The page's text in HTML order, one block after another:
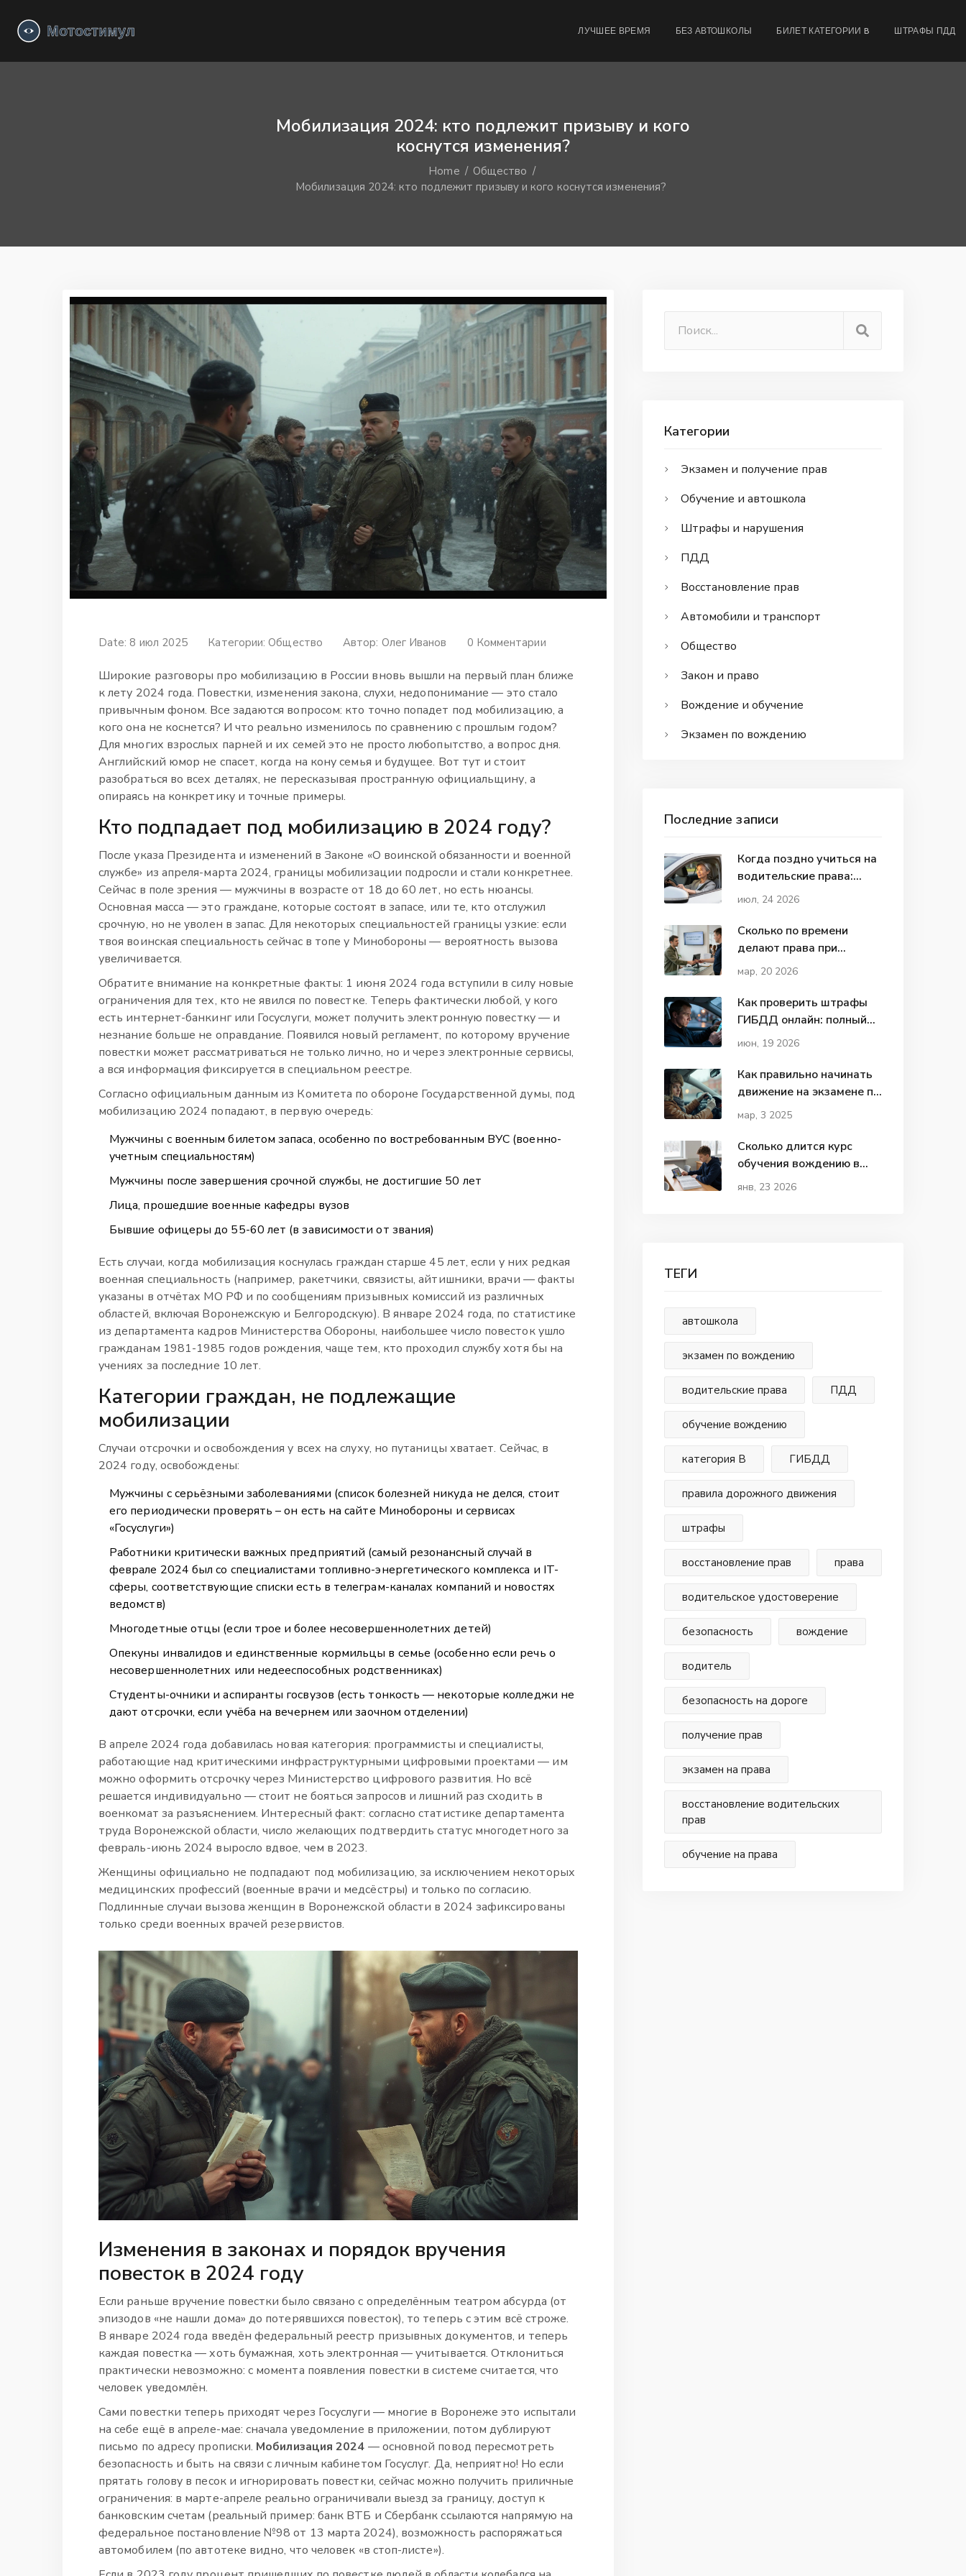
ЛУЧШЕЕ ВРЕМЯ БЕЗ АВТОШКОЛЫ БИЛЕТ КАТЕГОРИИ B ШТРАФЫ ПДД
Мобилизация 2024: кто подлежит призыву и кого
коснутся изменения?
Home
Общество
Мобилизация 2024: кто подлежит призыву и кого коснутся изменения?
Date: 8 июл 2025 Категории:Общество Автор: Олег Иванов 0 Комментарии
Широкие разговоры про мобилизацию в России вновь вышли на первый план ближе
к лету 2024 года. Повестки, изменения закона, слухи, недопонимание — это стало
привычным фоном. Все задаются вопросом: кто точно попадет под мобилизацию, а
кого она не коснется? И что реально изменилось по сравнению с прошлым годом?
Для многих взрослых парней и их семей это не просто любопытство, а вопрос дня.
Английский юмор не спасет, когда на кону семья и будущее. Вот тут и стоит
разобраться во всех деталях, не пересказывая пространную официальщину, а
опираясь на конкретику и точные примеры.
Кто подпадает под мобилизацию в 2024 году?
После указа Президента и изменений в Законе «О воинской обязанности и военной
службе» из апреля-марта 2024, границы мобилизации подросли и стали конкретнее.
Сейчас в поле зрения — мужчины в возрасте от 18 до 60 лет, но есть нюансы.
Основная масса — это граждане, которые состоят в запасе, или те, кто отслужил
срочную, но не уволен в запас. Для некоторых специальностей границы узкие: если
твоя воинская специальность сейчас в топе у Минобороны — вероятность вызова
увеличивается.
Обратите внимание на конкретные факты: 1 июня 2024 года вступили в силу новые
ограничения для тех, кто не явился по повестке. Теперь фактически любой, у кого
есть интернет-банкинг или Госуслуги, может получить электронную повестку — и
незнание больше не оправдание. Появился новый регламент, по которому вручение
повестки может рассматриваться не только лично, но и через электронные сервисы,
а вся информация фиксируется в специальном реестре.
Согласно официальным данным из Комитета по обороне Государственной думы, под
мобилизацию 2024 попадают, в первую очередь:
Мужчины с военным билетом запаса, особенно по востребованным ВУС (военно-
учетным специальностям)
Мужчины после завершения срочной службы, не достигшие 50 лет
Лица, прошедшие военные кафедры вузов
Бывшие офицеры до 55-60 лет (в зависимости от звания)
Есть случаи, когда мобилизация коснулась граждан старше 45 лет, если у них редкая
военная специальность (например, ракетчики, связисты, айтишники, врачи — факты
указаны в отчётах МО РФ и по сообщениям призывных комиссий из различных
областей, включая Воронежскую и Белгородскую). В январе 2024 года, по статистике
из департамента кадров Министерства Обороны, наибольшее число повесток ушло
гражданам 1981-1985 годов рождения, чаще тем, кто проходил службу хотя бы на
учениях за последние 10 лет.
Категории граждан, не подлежащие
мобилизации
Случаи отсрочки и освобождения у всех на слуху, но путаницы хватает. Сейчас, в
2024 году, освобождены:
Мужчины с серьёзными заболеваниями (список болезней никуда не делся, стоит
его периодически проверять – он есть на сайте Минобороны и сервисах
«Госуслуги»)
Работники критически важных предприятий (самый резонансный случай в
феврале 2024 был со специалистами топливно-энергетического комплекса и IT-
сферы, соответствующие списки есть в телеграм-каналах компаний и новостях
ведомств)
Многодетные отцы (если трое и более несовершеннолетних детей)
Опекуны инвалидов и единственные кормильцы в семье (особенно если речь о
несовершеннолетних или недееспособных родственниках)
Студенты-очники и аспиранты госвузов (есть тонкость — некоторые колледжи не
дают отсрочки, если учёба на вечернем или заочном отделении)
В апреле 2024 года добавилась новая категория: программисты и специалисты,
работающие над критическими инфраструктурными цифровыми проектами — им
можно оформить отсрочку через Министерство цифрового развития. Но всё
решается индивидуально — стоит не бояться запросов и лишний раз сходить в
военкомат за разъяснением. Интересный факт: согласно статистике департамента
труда Воронежской области, число желающих подтвердить статус многодетного за
февраль-июнь 2024 выросло вдвое, чем в 2023.
Женщины официально не подпадают под мобилизацию, за исключением некоторых
медицинских профессий (военные врачи и медсёстры) и только по согласию.
Подлинные случаи вызова женщин в Воронежской области в 2024 зафиксированы
только среди военных врачей резервистов.
Изменения в законах и порядок вручения
повесток в 2024 году
Если раньше вручение повестки было связано с определённым театром абсурда (от
эпизодов «не нашли дома» до потерявшихся повесток), то теперь с этим всё строже.
В январе 2024 года введён федеральный реестр призывных документов, и теперь
каждая повестка — хоть бумажная, хоть электронная — учитывается. Отклониться
практически невозможно: с момента появления повестки в системе считается, что
человек уведомлён.
Сами повестки теперь приходят через Госуслуги — многие в Воронеже это испытали
на себе ещё в апреле-мае: сначала уведомление в приложении, потом дублируют
письмо по адресу прописки. Мобилизация 2024 — основной повод пересмотреть
безопасность и быть на связи с личным кабинетом Госуслуг. Да, неприятно! Но если
прятать голову в песок и игнорировать повестки, сейчас можно получить приличные
ограничения: в марте-апреле реально ограничивали выезд за границу, доступ к
банковским счетам (реальный пример: банк ВТБ и Сбербанк ссылаются напрямую на
федеральное постановление №98 от 13 марта 2024), возможность распоряжаться
автомобилем (по автотеке видно, что человек «в стоп-листе»).
Категории
Экзамен и получение прав
Обучение и автошкола
Штрафы и нарушения
ПДД
Восстановление прав
Автомобили и транспорт
Общество
Закон и право
Вождение и обучение
Экзамен по вождению
Последние записи
Когда поздно учиться на
водительские права:
мифы, реальные сроки и
возрастов
июл, 24 2026
Сколько по времени
делают права при
восстановлении: сроки и
этапы в 2026 году
мар, 20 2026
Как проверить штрафы
ГИБДД онлайн: полный
гид по проверке на 2026
июн, 19 2026
Как правильно начинать
движение на экзамене по
вождению
мар, 3 2025
Сколько длится курс
обучения вождению в
2026 году: реальные
янв, 23 2026
ТЕГИ
автошкола
экзамен по вождению
водительские права ПДД
обучение вождению
категория В ГИБДД
правила дорожного движения
штрафы
восстановление прав права
водительское удостоверение
безопасность вождение
водитель
безопасность на дороге
получение прав
экзамен на права
восстановление водительских
прав
обучение на права